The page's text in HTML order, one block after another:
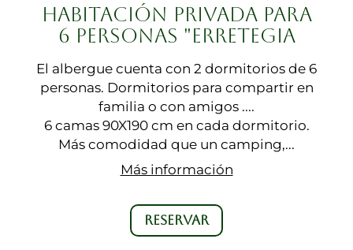
HABITACIÓN PRIVADA PARA
6 PERSONAS "ERRETEGIA
El albergue cuenta con 2 dormitorios de 6
personas. Dormitorios para compartir en
familia o con amigos ....
6 camas 90X190 cm en cada dormitorio.
Más comodidad que un camping,...
Más información
RESERVAR